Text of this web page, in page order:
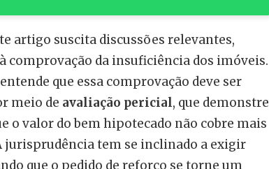
artigo suscita discussões relevantes,
comprovação da insuficiência dos imóveis.
que essa comprovação deve ser
meio de avaliação pericial, que demonstre
o valor do bem hipotecado não cobre mais
jurisprudência tem se inclinado a exigir
que o pedido de reforço se torne um